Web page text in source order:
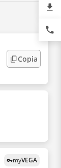
Copia
vpn_keymyVEGA
file_download
phone